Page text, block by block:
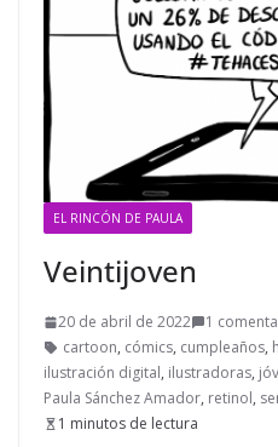
EL RINCÓN DE PAULA
Veintijoven
20 de abril de 2022
1
cartoon, cómics, cumpleaños,
ilustración digital, ilustradoras,
Paula Sánchez Amador, retinol,
1 minutos de lectura